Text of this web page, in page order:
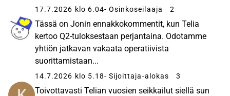
17.7.2026 klo 6.04- Osinkoseilaaja 2
Tässä on Jonin ennakkokommentit, kun Telia
kertoo Q2-tuloksestaan perjantaina. Odotamme
yhtiön jatkavan vakaata operatiivista
suorittamistaan...
14.7.2026 klo 5.18- Sijoittaja-alokas 3
Toivottavasti Telian vuosien seikkailut siellä sun